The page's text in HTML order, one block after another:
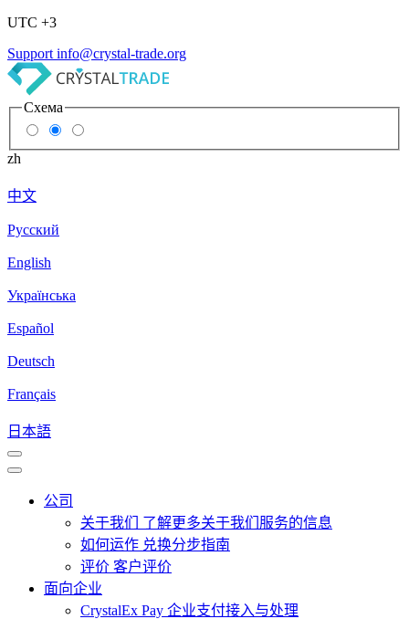
UTC +3
Support info@crystal-trade.org
Схема
zh
中文
Русский
English
Українська
Español
Deutsch
Français
日本語
公司
关于我们
了解更多关于我们服务的信息
如何运作 兑换分步指南
评价 客户评价
面向企业
CrystalEx Pay 企业支付接入与处理